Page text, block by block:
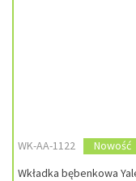
WK-AA-1122
Nowość
Wkładka bębenkowa